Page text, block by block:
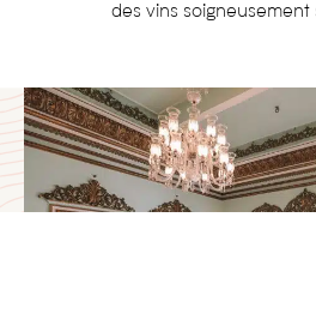
des vins soigneusement